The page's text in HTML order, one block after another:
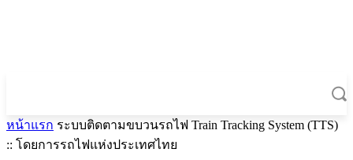
หน้าแรก ระบบติดตามขบวนรถไฟ Train Tracking System (TTS)
:: โดยการรถไฟแห่งประเทศไทย